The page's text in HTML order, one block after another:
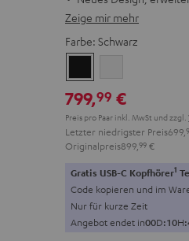
Zeige mir mehr
Farbe: Schwarz
799,99 €
Preis pro Paar inkl. MwSt und zzgl.
Letzter niedrigster Preis699,
Originalpreis899, 99 €
Gratis USB-C Kopfhörer1
Code kopieren und im
Nur für kurze Zeit
Angebot endet in00D:10H: